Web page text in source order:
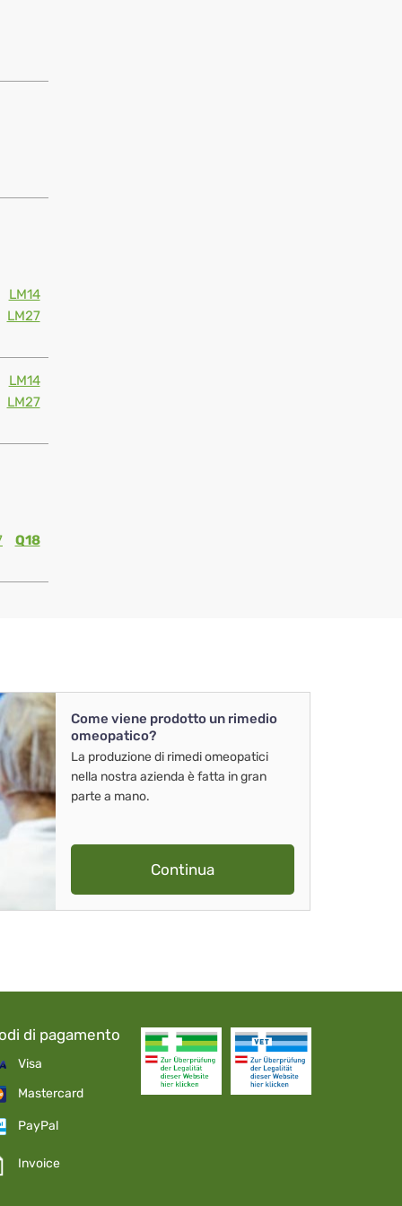
LM14
LM27
LM14
LM27
Q18
Come viene prodotto un rimedio
omeopatico?
La produzione di rimedi omeopatici
nella nostra azienda è fatta in gran
parte a mano.
Continua
di pagamento
Visa
Mastercard
PayPal
Invoice